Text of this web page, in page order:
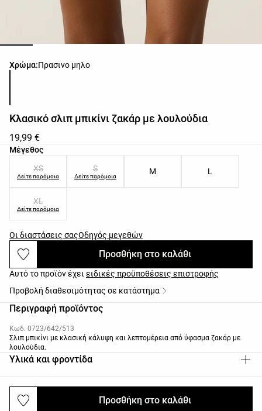
Χρώμα:Πρασινο μηλο
Λίστα χρωμάτων προϊόντος
Κλασικό σλιπ μπικίνι ζακάρ με λουλούδια
19,99 €
Μέγεθος
Λίστα μεγεθών προϊόντος
XS
Δείτε παρόμοια
S
Δείτε παρόμοια
M L
XL
Δείτε παρόμοια
Οι διαστάσεις σαςΟδηγός μεγεθών
Προσθήκη στο καλάθι
Προσθήκη στο καλάθι
Αυτό το προϊόν έχει ειδικές προϋποθέσεις επιστροφής
Προβολή διαθεσιμότητας σε κατάστημα
Περιγραφή προϊόντος
Κωδ. 0723/642/513
Σλιπ μπικίνι με κλασική κάλυψη και λεπτομέρεια από ύφασμα ζακάρ με
λουλούδια.
Υλικά και φροντίδα
Αποστολές και επιστροφές